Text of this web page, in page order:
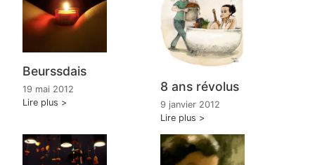
Beurssdais
19 mai 2012
Lire plus
8 ans révolus
9 janvier 2012
Lire plus